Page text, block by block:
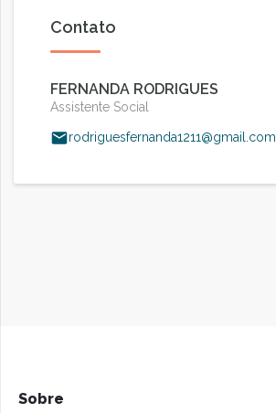
Contato
FERNANDA RODRIGUES
Assistente Social
rodriguesfernanda1211@gmail.com
Sobre